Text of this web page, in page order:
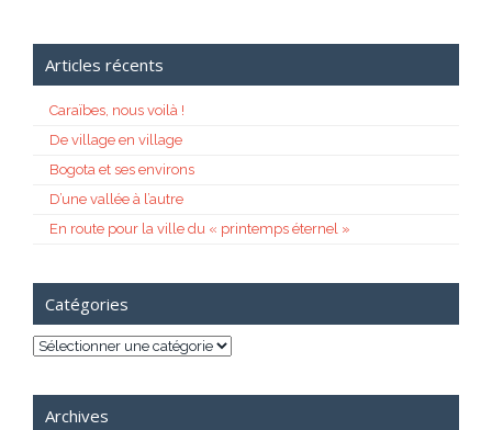
Articles récents
Caraïbes, nous voilà !
De village en village
Bogota et ses environs
D’une vallée à l’autre
En route pour la ville du « printemps éternel »
Catégories
Catégories
Archives